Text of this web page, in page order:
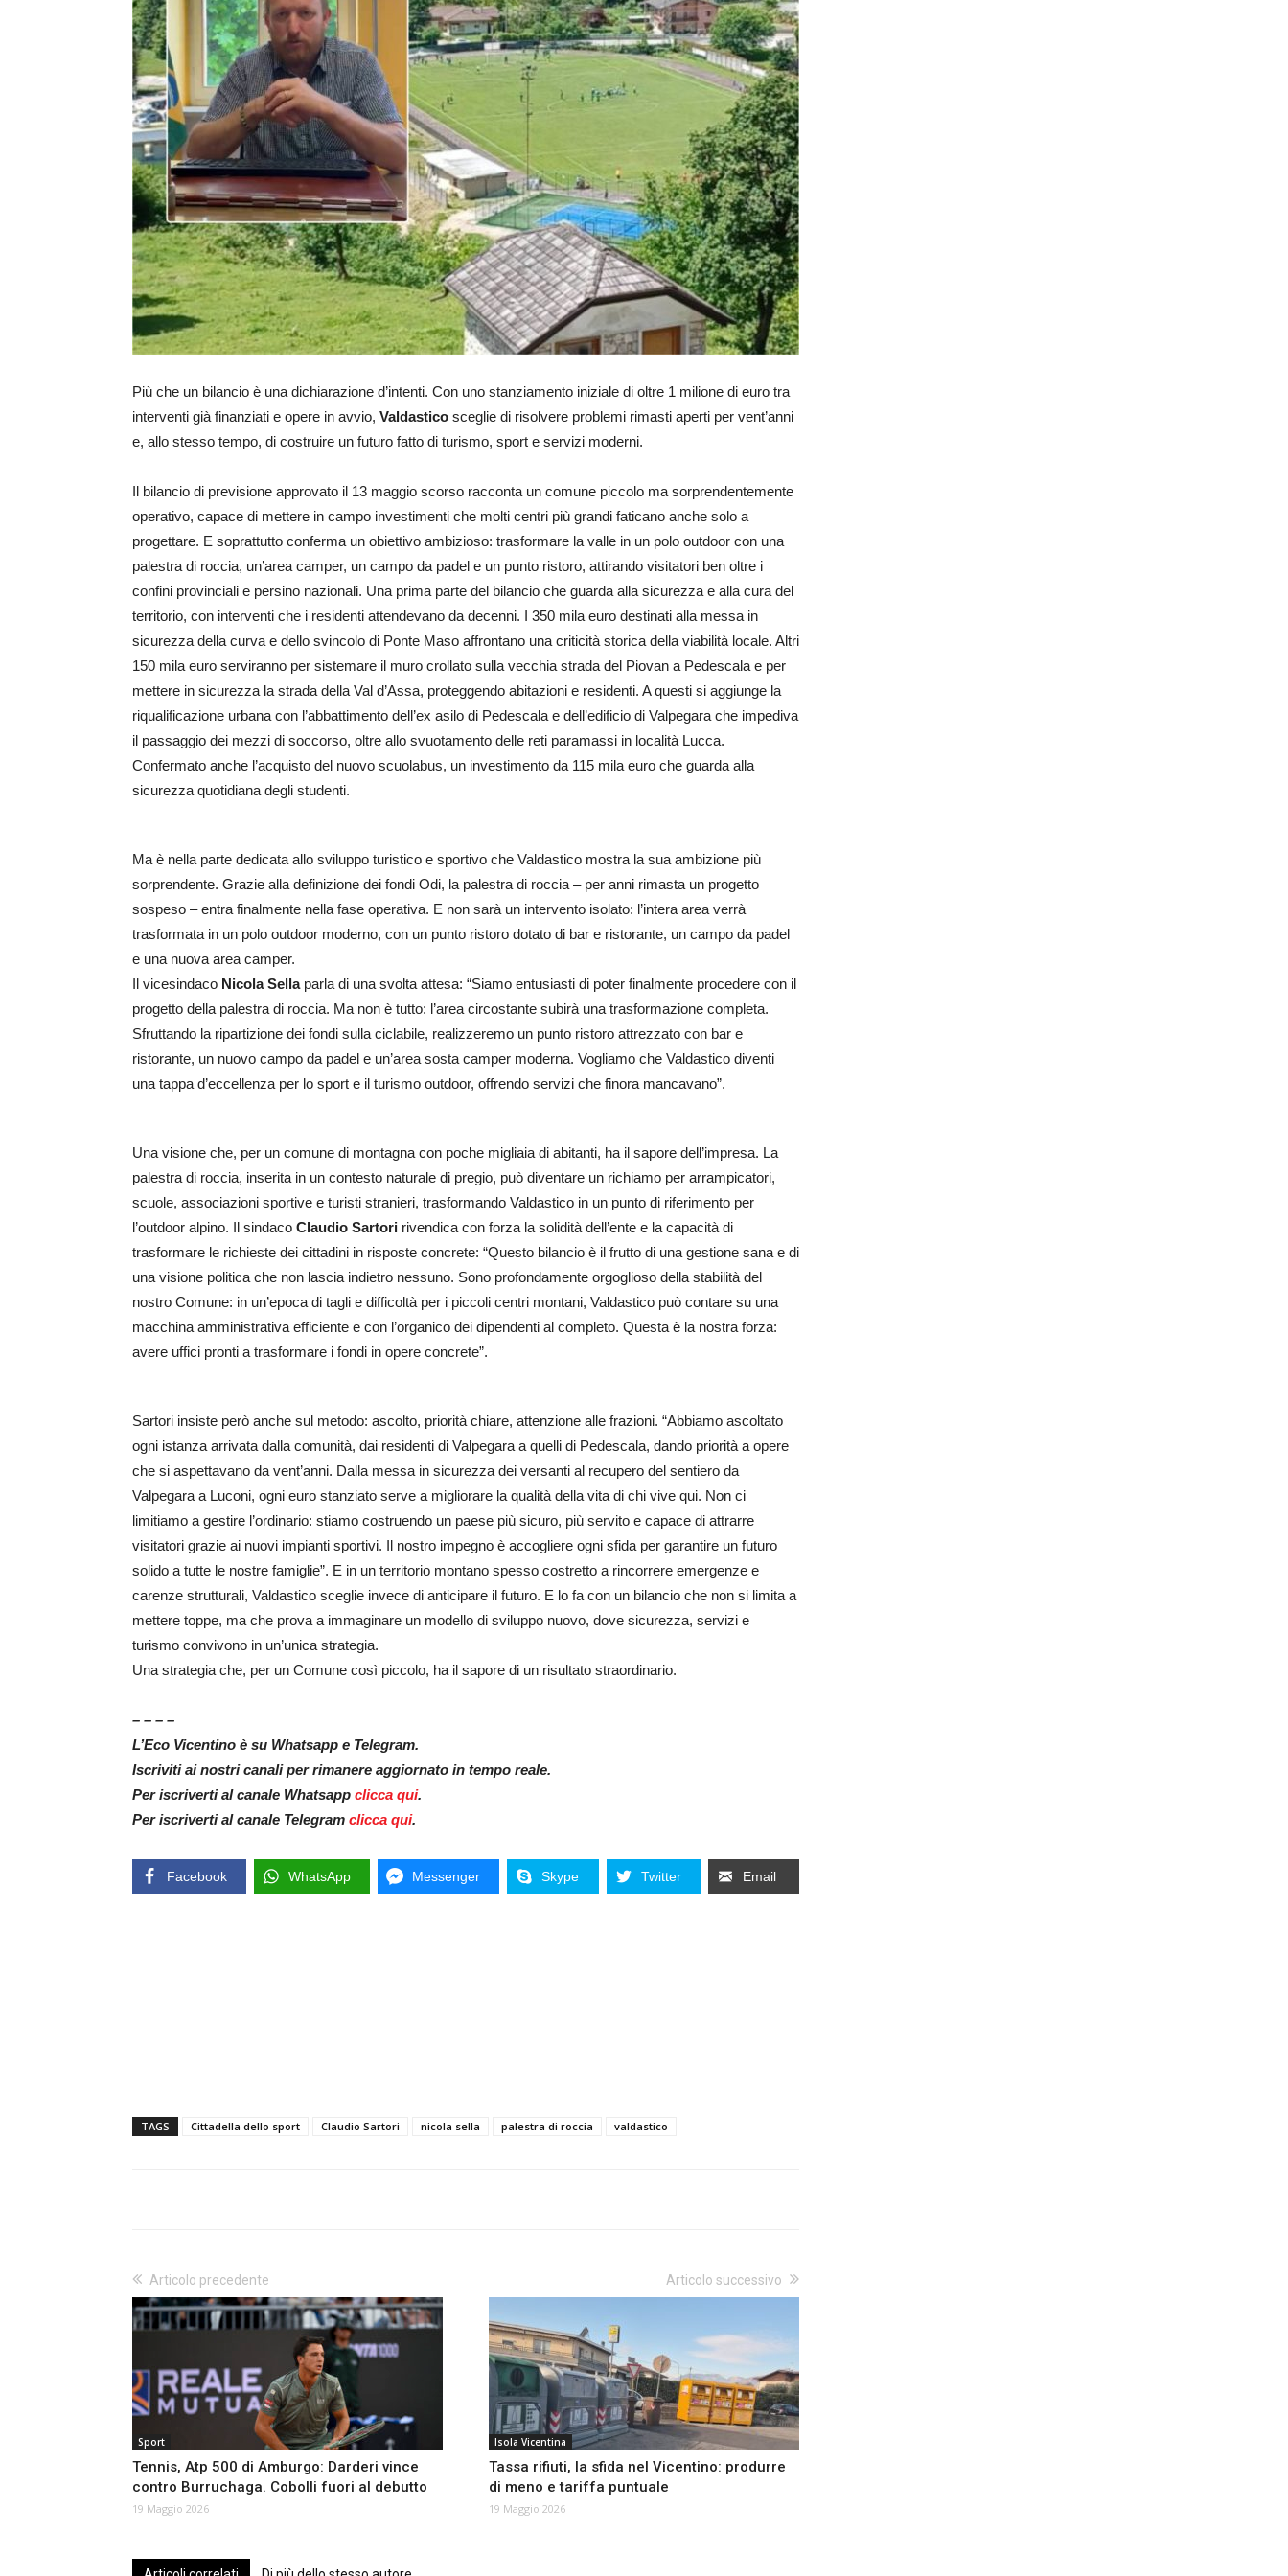
Più che un bilancio è una dichiarazione d’intenti. Con uno stanziamento iniziale di oltre 1 milione di euro tra
interventi già finanziati e opere in avvio, Valdastico sceglie di risolvere problemi rimasti aperti per vent’anni
e, allo stesso tempo, di costruire un futuro fatto di turismo, sport e servizi moderni.
Il bilancio di previsione approvato il 13 maggio scorso racconta un comune piccolo ma sorprendentemente
operativo, capace di mettere in campo investimenti che molti centri più grandi faticano anche solo a
progettare. E soprattutto conferma un obiettivo ambizioso: trasformare la valle in un polo outdoor con una
palestra di roccia, un’area camper, un campo da padel e un punto ristoro, attirando visitatori ben oltre i
confini provinciali e persino nazionali. Una prima parte del bilancio che guarda alla sicurezza e alla cura del
territorio, con interventi che i residenti attendevano da decenni. I 350 mila euro destinati alla messa in
sicurezza della curva e dello svincolo di Ponte Maso affrontano una criticità storica della viabilità locale. Altri
150 mila euro serviranno per sistemare il muro crollato sulla vecchia strada del Piovan a Pedescala e per
mettere in sicurezza la strada della Val d’Assa, proteggendo abitazioni e residenti. A questi si aggiunge la
riqualificazione urbana con l’abbattimento dell’ex asilo di Pedescala e dell’edificio di Valpegara che impediva
il passaggio dei mezzi di soccorso, oltre allo svuotamento delle reti paramassi in località Lucca.
Confermato anche l’acquisto del nuovo scuolabus, un investimento da 115 mila euro che guarda alla
sicurezza quotidiana degli studenti.
Ma è nella parte dedicata allo sviluppo turistico e sportivo che Valdastico mostra la sua ambizione più
sorprendente. Grazie alla definizione dei fondi Odi, la palestra di roccia – per anni rimasta un progetto
sospeso – entra finalmente nella fase operativa. E non sarà un intervento isolato: l’intera area verrà
trasformata in un polo outdoor moderno, con un punto ristoro dotato di bar e ristorante, un campo da padel
e una nuova area camper.
Il vicesindaco Nicola Sellaparla di una svolta attesa: “Siamo entusiasti di poter finalmente procedere con il
progetto della palestra di roccia. Ma non è tutto: l’area circostante subirà una trasformazione completa.
Sfruttando la ripartizione dei fondi sulla ciclabile, realizzeremo un punto ristoro attrezzato con bar e
ristorante, un nuovo campo da padel e un’area sosta camper moderna. Vogliamo che Valdastico diventi
una tappa d’eccellenza per lo sport e il turismo outdoor, offrendo servizi che finora mancavano”.
Una visione che, per un comune di montagna con poche migliaia di abitanti, ha il sapore dell’impresa. La
palestra di roccia, inserita in un contesto naturale di pregio, può diventare un richiamo per arrampicatori,
scuole, associazioni sportive e turisti stranieri, trasformando Valdastico in un punto di riferimento per
l’outdoor alpino. Il sindaco Claudio Sartori rivendica con forza la solidità dell’ente e la capacità di
trasformare le richieste dei cittadini in risposte concrete: “Questo bilancio è il frutto di una gestione sana e di
una visione politica che non lascia indietro nessuno. Sono profondamente orgoglioso della stabilità del
nostro Comune: in un’epoca di tagli e difficoltà per i piccoli centri montani, Valdastico può contare su una
macchina amministrativa efficiente e con l’organico dei dipendenti al completo. Questa è la nostra forza:
avere uffici pronti a trasformare i fondi in opere concrete”.
Sartori insiste però anche sul metodo: ascolto, priorità chiare, attenzione alle frazioni. “Abbiamo ascoltato
ogni istanza arrivata dalla comunità, dai residenti di Valpegara a quelli di Pedescala, dando priorità a opere
che si aspettavano da vent’anni. Dalla messa in sicurezza dei versanti al recupero del sentiero da
Valpegara a Luconi, ogni euro stanziato serve a migliorare la qualità della vita di chi vive qui. Non ci
limitiamo a gestire l’ordinario: stiamo costruendo un paese più sicuro, più servito e capace di attrarre
visitatori grazie ai nuovi impianti sportivi. Il nostro impegno è accogliere ogni sfida per garantire un futuro
solido a tutte le nostre famiglie”. E in un territorio montano spesso costretto a rincorrere emergenze e
carenze strutturali, Valdastico sceglie invece di anticipare il futuro. E lo fa con un bilancio che non si limita a
mettere toppe, ma che prova a immaginare un modello di sviluppo nuovo, dove sicurezza, servizi e
turismo convivono in un’unica strategia.
Una strategia che, per un Comune così piccolo, ha il sapore di un risultato straordinario.
– – – –
L’Eco Vicentino è su Whatsapp e Telegram.
Iscriviti ai nostri canali per rimanere aggiornato in tempo reale.
Per iscriverti al canale Whatsapp clicca qui.
Per iscriverti al canale Telegram clicca qui.
Facebook WhatsApp Messenger Skype Twitter Email
TAGS Cittadella dello sport Claudio Sartori nicola sella palestra di roccia valdastico
Articolo precedente
Sport
Tennis, Atp 500 di Amburgo: Darderi vince
contro Burruchaga. Cobolli fuori al debutto
19 Maggio 2026
Articolo successivo
Isola Vicentina
Tassa rifiuti, la sfida nel Vicentino: produrre
di meno e tariffa puntuale
19 Maggio 2026